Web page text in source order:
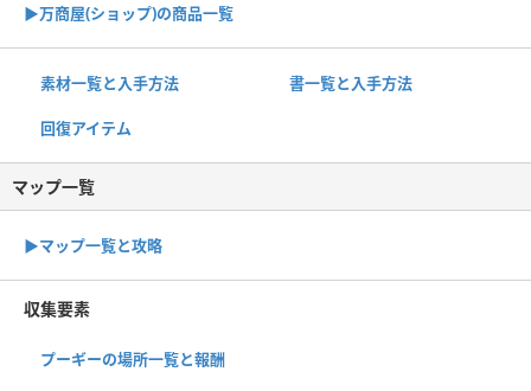
▶︎万商屋(ショップ)の商品一覧
素材一覧と入手方法 書一覧と入手方法
回復アイテム
マップ一覧
▶︎マップ一覧と攻略
収集要素
プーギーの場所一覧と報酬